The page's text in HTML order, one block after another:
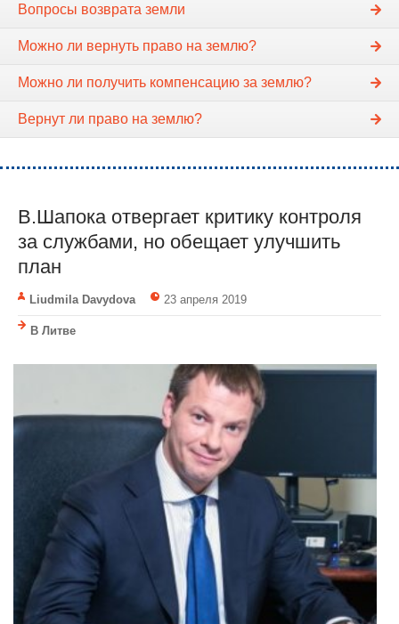
Вопросы возврата земли
Можно ли вернуть право на землю?
Можно ли получить компенсацию за землю?
Вернут ли право на землю?
В.Шапока отвергает критику контроля
за службами, но обещает улучшить
план
Liudmila Davydova 23 апреля 2019
В Литве